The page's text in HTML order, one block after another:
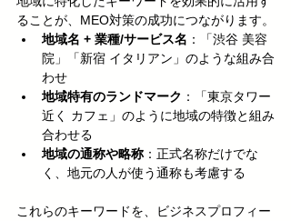
ることが、MEO対策の成功につながります。
地域名 + 業種/サービス名 ：「渋谷 美容
院」「新宿 イタリアン」のような組み合
わせ
地域特有のランドマーク ：「東京タワー
近く カフェ」のように地域の特徴と組み
合わせる
地域の通称や略称 ：正式名称だけでな
く、地元の人が使う通称も考慮する
これらのキーワードを、ビジネスプロフィー